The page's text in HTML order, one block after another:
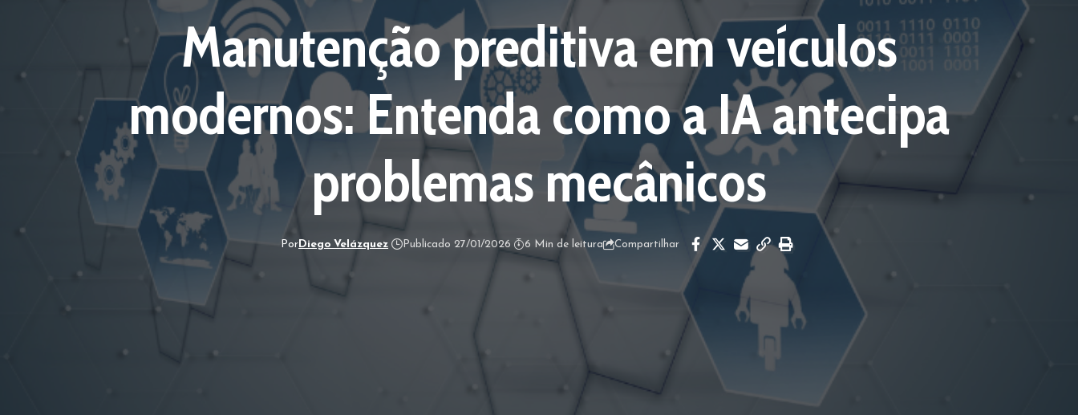
Manutenção preditiva em veículos
modernos: Entenda como a IA antecipa
problemas mecânicos
Por Diego Velázquez Publicado 27/01/2026 6 Min de leitura Compartilhar